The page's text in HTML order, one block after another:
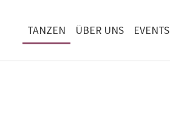
TANZEN ÜBER UNS EVENTS